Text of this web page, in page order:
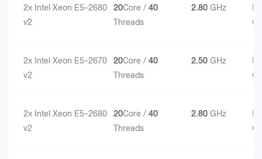
2x Intel Xeon E5-2680
v2
20Core /40
Threads
2.80GHz
2x Intel Xeon E5-2670
v2
20Core /40
Threads
2.50GHz
2x Intel Xeon E5-2680
v2
20Core /40
Threads
2.80GHz